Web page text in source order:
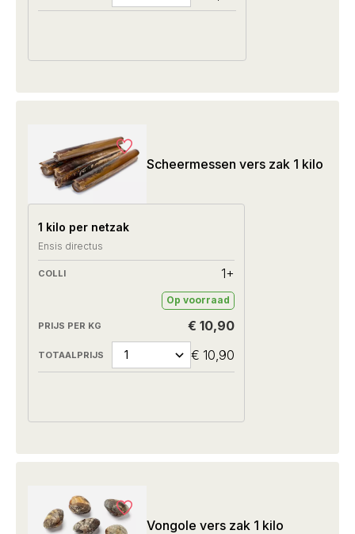
Scheermessen vers zak 1 kilo
1 kilo per netzak
Ensis directus
1+
Op voorraad
€ 10,90
€ 10,90
Vongole vers zak 1 kilo